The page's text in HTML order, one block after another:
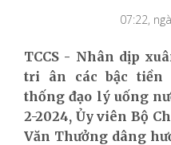
07:22,
TCCS - Nhân dịp
tri ân các bậc tiền
thống đạo lý uống
2-2024, Ủy viên Bộ
Văn Thưởng dâng